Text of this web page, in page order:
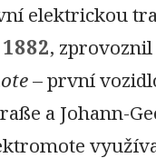
elektrickou
,
– první
a Johann-